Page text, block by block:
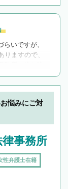
いですが、
ますので、
所に絞り込
悩みにご対
事務所
性弁護士在籍